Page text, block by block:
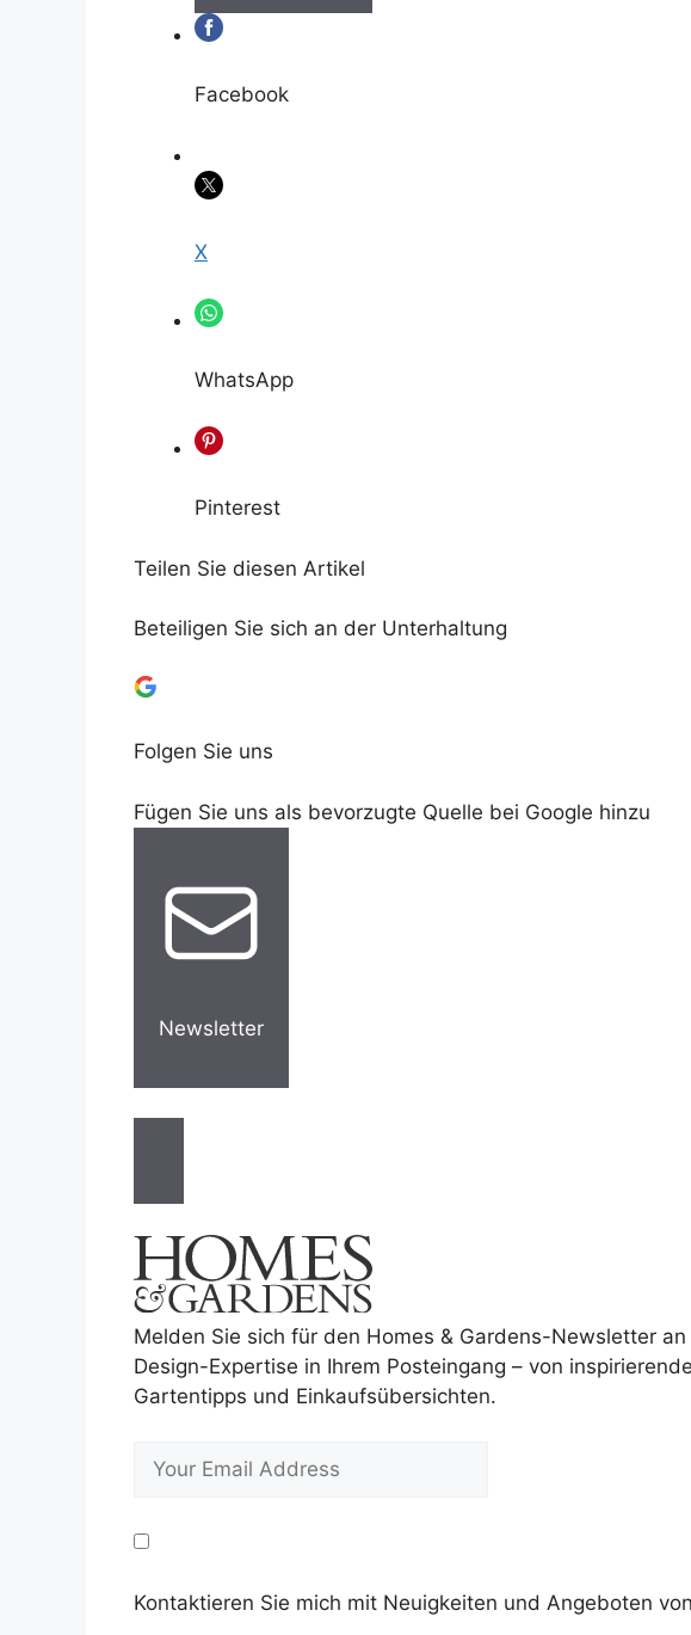
Facebook
X
WhatsApp
Pinterest
Teilen Sie diesen Artikel
Beteiligen Sie sich an der Unterhaltung
Folgen Sie uns
Fügen Sie uns als bevorzugte Quelle bei Google hinzu
Newsletter
Melden Sie sich für den Homes & Gardens-Newsletter an
Design-Expertise in Ihrem Posteingang – von
Gartentipps und Einkaufsübersichten.
Kontaktieren Sie mich mit Neuigkeiten und Angeboten